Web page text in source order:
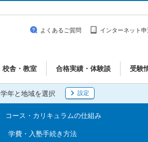
校舎・教室 合格実績・体験談 受験
よくあるご質問 インターネット
学年と地域を選択 設定
コース・カリキュラムの仕組み
学費・入塾手続き方法